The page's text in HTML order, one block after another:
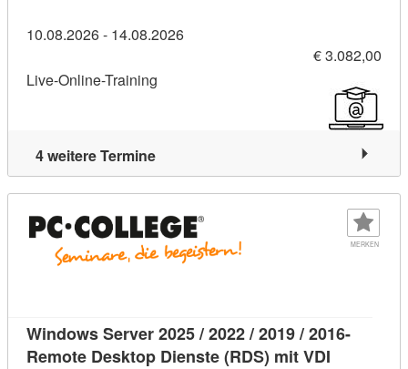
10.08.2026 - 14.08.2026
€ 3.082,00
Live-Online-Training
4 weitere Termine
MERKEN
Windows Server 2025 / 2022 / 2019 / 2016-
Remote Desktop Dienste (RDS) mit VDI